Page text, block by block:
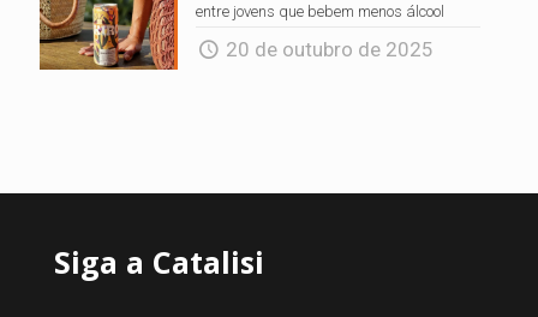
entre jovens que bebem menos álcool
20 de outubro de 2025
Siga a Catalisi